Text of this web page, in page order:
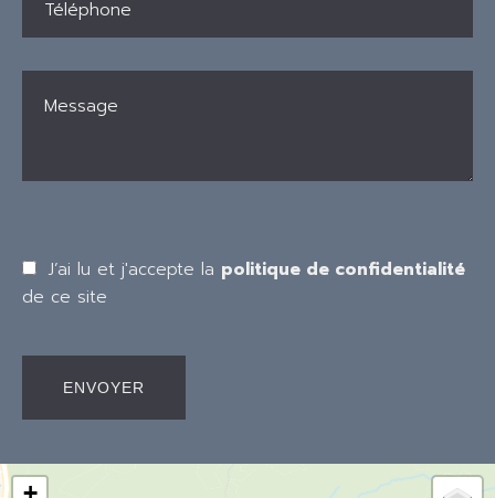
J’ai lu et j'accepte la politique de confidentialité
de ce site
ENVOYER